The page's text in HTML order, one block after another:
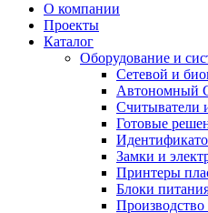
О компании
Проекты
Каталог
Оборудование и
Сетевой и
Автономный
Считыватели
Готовые
Замки и
Принтеры
Блоки
Производство